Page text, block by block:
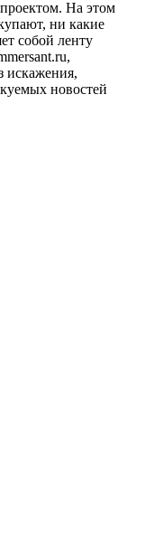
На этом
ни какие
собой ленту
искажения,
новостей